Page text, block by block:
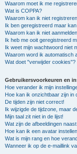
Waarom moet ik me
Wat is COPPA?
Waarom kan ik niet
Ik ben geregistreerd maar
Waarom kan ik niet
Ik heb me ooit geregistreerd
Ik weet mijn wachtwoord niet
Waarom word ik automatisch
Wat doet "verwijder cookies"?
Gebruikersvoorkeuren en
Hoe verander ik mijn
Hoe kan ik onzichtbaar zijn in
De tijden zijn niet correct!
Ik wijzigde de tijdzone, maar
Mijn taal zit niet in de lijst!
Wat zijn de afbeeldingen
Hoe kan ik een avatar
Wat is mijn rang en hoe
Wanneer ik op de e-maillink